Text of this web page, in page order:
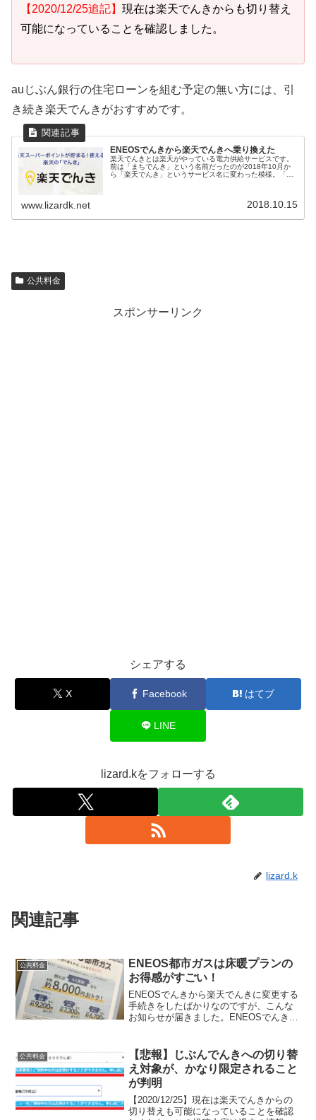
【2020/12/25追記】 現在は楽天でんきからも切り替え
可能になっていることを確認しました。
auじぶん銀行の住宅ローンを組む予定の無い方には、引
き続き楽天でんきがおすすめです。
ENEOSでんきから楽天でんきへ乗り換えた
楽天でんきとは楽天がやっている電力供給サービスです。
前は「まちでんき」という名前だったのが2018年10月か
ら「楽天でんき」というサービス名に変わった模様。「楽
www.lizardk.net 2018.10.15
公共料金
スポンサーリンク
シェアする
X Facebook はてブ
LINE
lizard.kをフォローする
lizard.k
関連記事
公共料金
ENEOS都市ガスは床暖プランの
お得感がすごい！
ENEOSでんきから楽天でんきに変更する
手続きをしたばかりなのですが、こんな
お知らせが届きました。ENEOSでんきの
を使っている我が家にとって、電気代よ
りガス代の方...
公共料金
【悲報】じぶんでんきへの切り替
え対象が、かなり限定されること
が判明
【2020/12/25】現在は楽天でんきからの
切り替えも可能になっていることを確認